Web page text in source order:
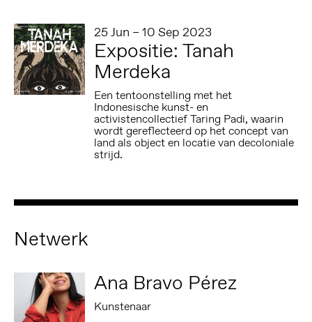
25 Jun – 10 Sep 2023
Expositie: Tanah
Merdeka
Een tentoonstelling met het
Indonesische kunst- en
activistencollectief Taring Padi, waarin
wordt gereflecteerd op het concept van
land als object en locatie van decoloniale
strijd.
Netwerk
Ana Bravo Pérez
Kunstenaar